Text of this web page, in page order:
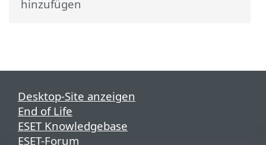
hinzufügen
Desktop-Site anzeigen
End of Life
ESET Knowledgebase
ESET-Forum